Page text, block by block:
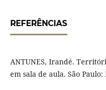
REFERÊNCIAS
ANTUNES, Irandé.
em sala de aula. São Paulo: